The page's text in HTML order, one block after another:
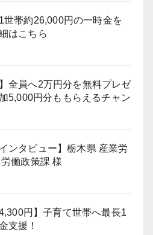
1世帯約26,000円の一時金を
はこちら
】全員へ2万円分を無料プレゼ
5,000円分ももらえるチャン
ンタビュー】栃木県 産業労
働政策課 様
4,300円】子育て世帯へ最長1
支援！